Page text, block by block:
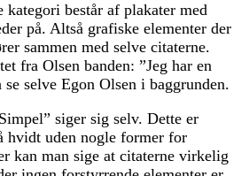
kategori består af plakater med
på. Altså grafiske elementer der
sammen med selve citaterne.
fra Olsen banden: ”Jeg har en
selve Egon Olsen i baggrunden.
siger sig selv. Dette er
hvidt uden nogle former for
kan man sige at citaterne virkelig